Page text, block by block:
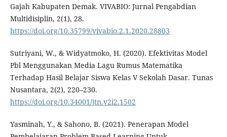
Gajah Kabupaten Demak. VIVABIO: Jurnal Pengabdian
Multidisiplin, 2(1), 28.
https://doi.org/10.35799/vivabio.2.1.2020.28803
Sutriyani, W., & Widyatmoko, H. (2020). Efektivitas Model
Pbl Menggunakan Media Lagu Rumus Matematika
Terhadap Hasil Belajar Siswa Kelas V Sekolah Dasar. Tunas
Nusantara, 2(2), 220–230.
https://doi.org/10.34001/jtn.v2i2.1502
Yasminah, Y., & Sahono, B. (2021). Penerapan Model